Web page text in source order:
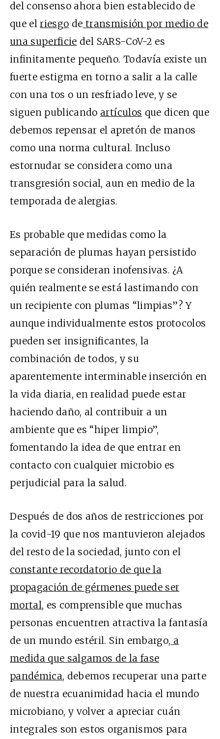
del consenso ahora bien establecido de
que elriesgo de transmisión por medio de
una superficie del SARS-CoV-2 es
infinitamente pequeño. Todavía existe un
fuerte estigma en torno a salir a la calle
con una tos o un resfriado leve, y se
siguen publicando artículos que dicen que
debemos repensar el apretón de manos
como una norma cultural. Incluso
estornudar se considera como una
transgresión social, aun en medio de la
temporada de alergias.
Es probable que medidas como la
separación de plumas hayan persistido
porque se consideran inofensivas. ¿A
quién realmente se está lastimando con
un recipiente con plumas “limpias”? Y
aunque individualmente estos protocolos
pueden ser insignificantes, la
combinación de todos, y su
aparentemente interminable inserción en
la vida diaria, en realidad puede estar
haciendo daño, al contribuir a un
ambiente que es “hiper limpio”,
fomentando la idea de que entrar en
contacto con cualquier microbio es
perjudicial para la salud.
Después de dos años de restricciones por
la covid-19 que nos mantuvieron alejados
del resto de la sociedad, junto con el
constante recordatorio de que la
propagación de gérmenes puede ser
mortal, es comprensible que muchas
personas encuentren atractiva la fantasía
de un mundo estéril. Sin embargo, a
medida que salgamos de la fase
pandémica, debemos recuperar una parte
de nuestra ecuanimidad hacia el mundo
microbiano, y volver a apreciar cuán
integrales son estos organismos para